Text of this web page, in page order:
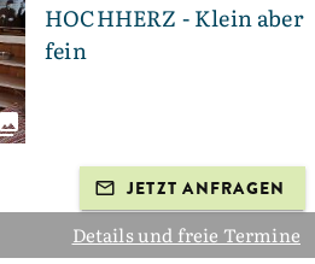
HOCHHERZ - Klein aber
fein
JETZT ANFRAGEN
Details und freie Termine